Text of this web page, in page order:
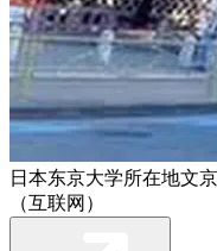
日本东京大学所在地文
（互联网）